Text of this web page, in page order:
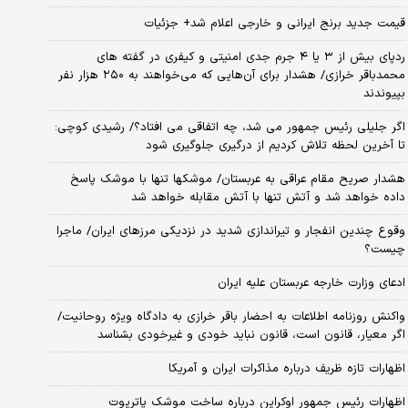
قیمت جدید برنج ایرانی و خارجی اعلام شد+ جزئیات
ردپای بیش از ۳ یا ۴ جرم جدی امنیتی و کیفری در گفته های
محمدباقر خرازی/ هشدار برای آن‌هایی که می‌خواهند به ۲۵۰ هزار نفر
بپیوندند
اگر جلیلی رئیس جمهور می شد، چه اتفاقی می افتاد؟/ رشیدی کوچی:
تا آخرین لحظه تلاش کردیم از درگیری جلوگیری شود
هشدار صریح مقام عراقی به عربستان/ موشکها تنها با موشک پاسخ
داده خواهد شد و آتش تنها با آتش مقابله خواهد شد
وقوع چندین انفجار و تیراندازی شدید در نزدیکی مرز‌های ایران/ ماجرا
چیست؟
ادعای وزارت خارجه عربستان علیه ایران
واکنش روزنامه اطلاعات به احضار باقر خرازی به دادگاه ویژه روحانیت/
اگر معیار، قانون است، قانون نباید خودی و غیرخودی بشناسد
اظهارات تازه ظریف درباره مذاکرات ایران و آمریکا
اظهارات رئیس جمهور اوکراین درباره ساخت موشک پاتریوت